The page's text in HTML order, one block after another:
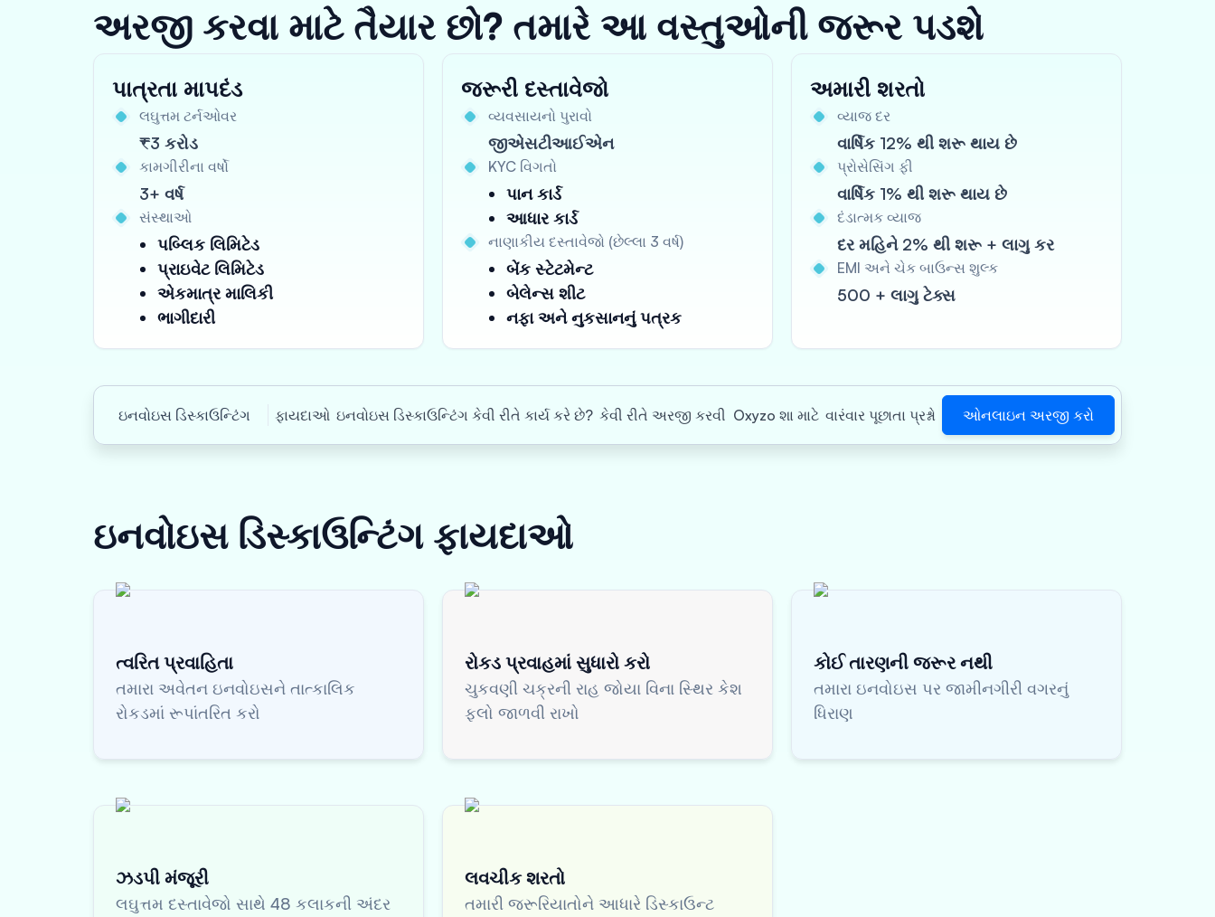
અરજી કરવા માટે તૈયાર છો? તમારે આ વસ્તુઓની જરૂર પડશે
પાત્રતા માપદંડ
લઘુત્તમ ટર્નઓવર
₹3 કરોડ
કામગીરીના વર્ષો
3+ વર્ષ
સંસ્થાઓ
પબ્લિક લિમિટેડ
પ્રાઇવેટ લિમિટેડ
એકમાત્ર માલિકી
ભાગીદારી
જરૂરી દસ્તાવેજો
વ્યવસાયનો પુરાવો
જીએસટીઆઈએન
KYC વિગતો
પાન કાર્ડ
આધાર કાર્ડ
નાણાકીય દસ્તાવેજો (છેલ્લા 3 વર્ષ)
બેંક સ્ટેટમેન્ટ
બેલેન્સ શીટ
નફા અને નુકસાનનું પત્રક
અમારી શરતો
વ્યાજ દર
વાર્ષિક 12% થી શરૂ થાય છે
પ્રોસેસિંગ ફી
વાર્ષિક 1% થી શરૂ થાય છે
દંડાત્મક વ્યાજ
દર મહિને 2% થી શરૂ + લાગુ કર
EMI અને ચેક બાઉન્સ શુલ્ક
500 + લાગુ ટેક્સ
ઇનવોઇસ ડિસ્કાઉન્ટિંગ ફાયદાઓ ઇનવોઇસ ડિસ્કાઉન્ટિંગ કેવી રીતે કાર્ય કરે છે? કેવી રીતે અરજી કરવી Oxyzo શા માટે વારંવાર પૂછાતા પ્રશ્નો ઓનલાઇન અરજી કરો
ઇનવોઇસ ડિસ્કાઉન્ટિંગ ફાયદાઓ
ત્વરિત પ્રવાહિતા
તમારા અવેતન ઇનવોઇસને તાત્કાલિક
રોકડમાં રૂપાંતરિત કરો
રોકડ પ્રવાહમાં સુધારો કરો
ચુકવણી ચક્રની રાહ જોયા વિના સ્થિર કેશ
ફ્લો જાળવી રાખો
કોઈ તારણની જરૂર નથી
તમારા ઇનવોઇસ પર જામીનગીરી વગરનું
ધિરાણ
ઝડપી મંજૂરી
લઘુત્તમ દસ્તાવેજો સાથે 48 કલાકની અંદર
લવચીક શરતો
તમારી જરૂરિયાતોને આધારે ડિસ્કાઉન્ટ